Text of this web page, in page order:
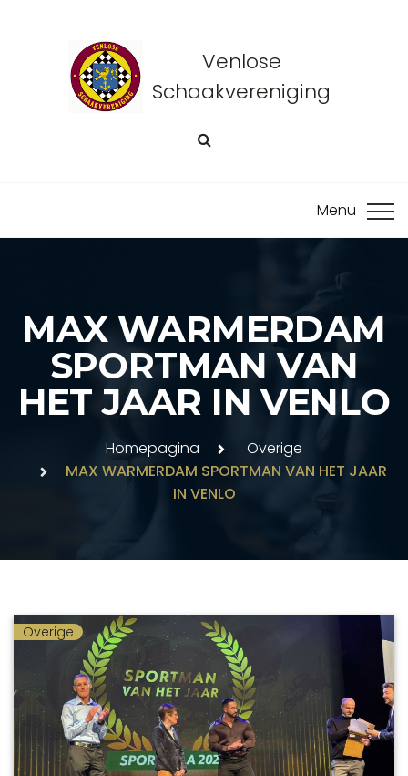
Venlose
Schaakvereniging
MAX WARMERDAM
SPORTMAN VAN
HET JAAR IN VENLO
Homepagina
Overige
MAX WARMERDAM SPORTMAN VAN HET JAAR
IN VENLO
Overige